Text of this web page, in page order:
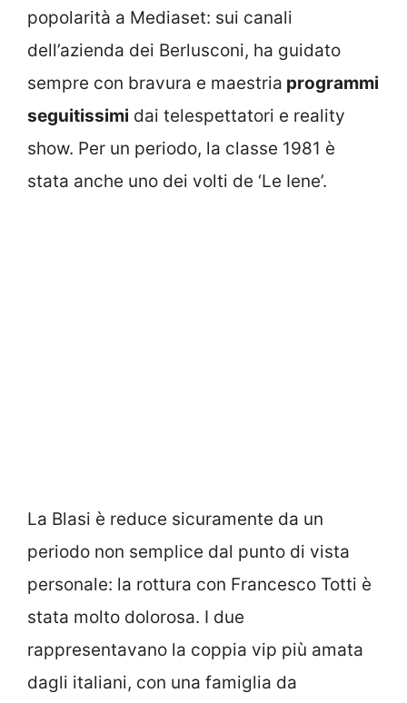
popolarità a Mediaset: sui canali
dell’azienda dei Berlusconi, ha guidato
sempre con bravura e maestria programmi
seguitissimi dai telespettatori e reality
show. Per un periodo, la classe 1981 è
stata anche uno dei volti de ‘Le Iene’.
La Blasi è reduce sicuramente da un
periodo non semplice dal punto di vista
personale: la rottura con Francesco Totti è
stata molto dolorosa. I due
rappresentavano la coppia vip più amata
dagli italiani, con una famiglia da